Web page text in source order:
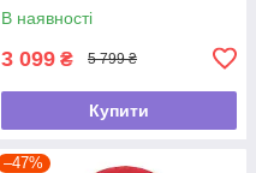
В наявності
3 099 ₴ 5 799 ₴
Купити
–47%